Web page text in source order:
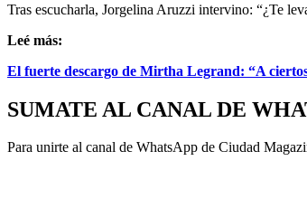
Tras escucharla, Jorgelina Aruzzi intervino: “¿Te
Leé más:
El fuerte descargo de Mirtha Legrand: “A
SUMATE AL CANAL DE
Para unirte al canal de WhatsApp de Ciudad